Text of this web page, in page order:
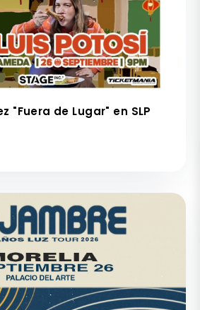
"Fuera de Lugar" en SLP